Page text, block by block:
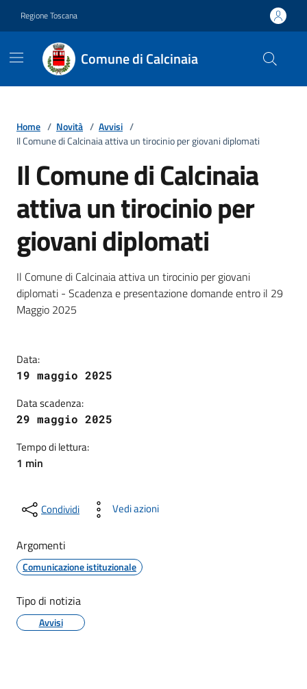
Regione Toscana
Comune di Calcinaia
Home / Novità / Avvisi /
Il Comune di Calcinaia attiva un tirocinio per giovani diplomati
Il Comune di Calcinaia
attiva un tirocinio per
giovani diplomati
Dettagli della notizia
Il Comune di Calcinaia attiva un tirocinio per giovani
diplomati - Scadenza e presentazione domande entro il 29
Maggio 2025
Data:
19 maggio 2025
Data scadenza:
29 maggio 2025
Tempo di lettura:
1 min
Condividi Vedi azioni
Argomenti
Comunicazione istituzionale
Tipo di notizia
Avvisi